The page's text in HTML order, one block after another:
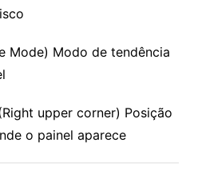
Mode) Modo de tendência
upper corner) Posição
o painel aparece